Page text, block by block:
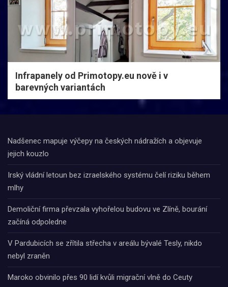
Infrapanely od Primotopy.eu nově i v
barevných variantách
Nadšenec mapuje výčepy na českých nádražích a objevuje
jejich kouzlo
Irský vládní letoun bez izraelského systému čelí riziku během
mlhy
Demoliční firma převzala vyhořelou budovu ve Zlíně, bourání
začíná odpoledne
V Pardubicích se zřítila střecha v areálu bývalé Tesly, nikdo
nebyl zraněn
Maroko obvinilo přes 90 lidí kvůli migrační vlně do Ceuty